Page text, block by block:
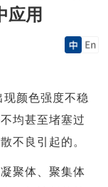
应用
颜色强度不稳
均甚至堵塞过
不良引起的。
聚体、聚集体